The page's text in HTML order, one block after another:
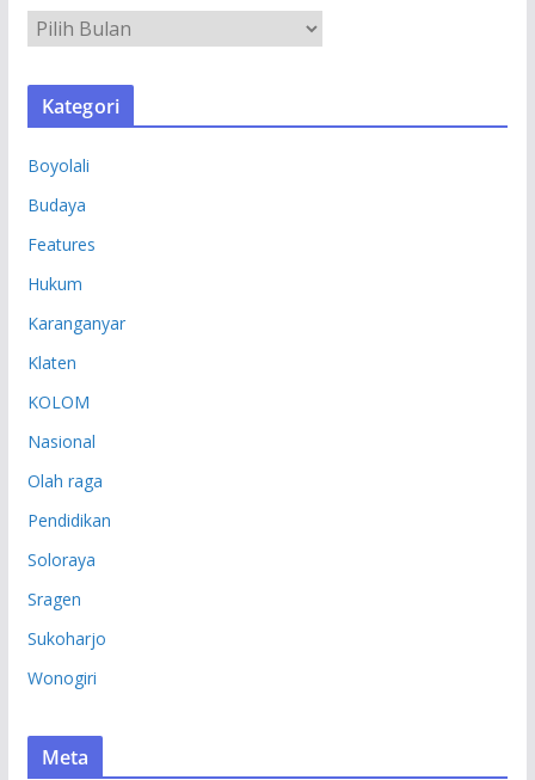
R
S
Kategori
Boyolali
Budaya
Features
Hukum
Karanganyar
Klaten
KOLOM
Nasional
Olah raga
Pendidikan
Soloraya
Sragen
Sukoharjo
Wonogiri
Meta